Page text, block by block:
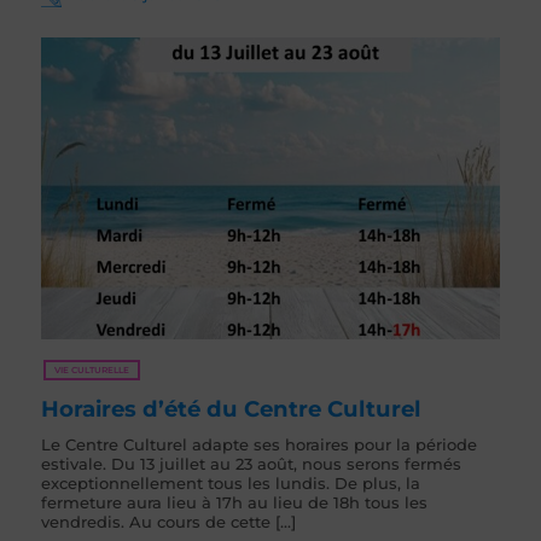
VIE CULTURELLE
Horaires d’été du Centre Culturel
Le Centre Culturel adapte ses horaires pour la période
estivale. Du 13 juillet au 23 août, nous serons fermés
exceptionnellement tous les lundis. De plus, la
fermeture aura lieu à 17h au lieu de 18h tous les
vendredis. Au cours de cette [...]